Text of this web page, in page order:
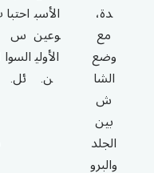
دة،
مع
وضع
الشا
ش
بين
الجلد
والبرو
الأسب
وعين
الأولي
ن.
احتبا
س
السوا
ئل.